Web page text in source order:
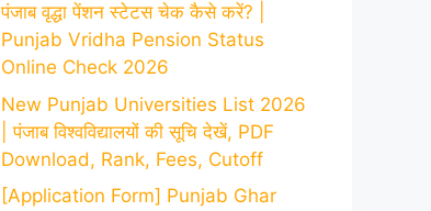
पंजाब वृद्धा पेंशन स्टेटस चेक कैसे करें? |
Punjab Vridha Pension Status
Online Check 2026
New Punjab Universities List 2026
| पंजाब विश्वविद्यालयों की सूचि देखें, PDF
Download, Rank, Fees, Cutoff
[Application Form] Punjab Ghar